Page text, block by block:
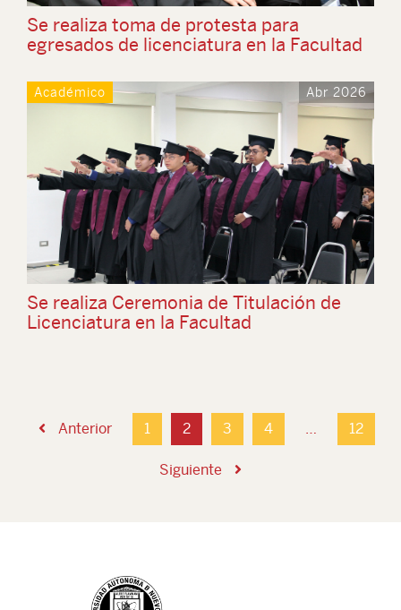
Se realiza toma de protesta para
egresados de licenciatura en la Facultad
Académico Abr 2026
Se realiza Ceremonia de Titulación de
Licenciatura en la Facultad
Anterior 1 2 3 4 … 12
Siguiente